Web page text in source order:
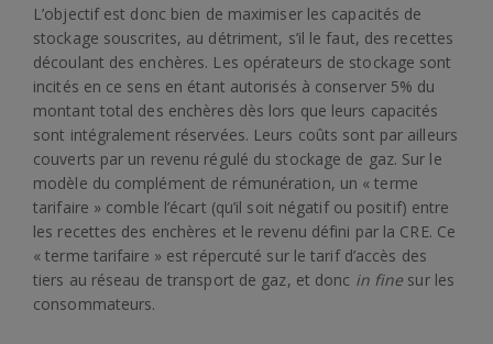
L’objectif est donc bien de maximiser les capacités de
stockage souscrites, au détriment, s’il le faut, des recettes
découlant des enchères. Les opérateurs de stockage sont
incités en ce sens en étant autorisés à conserver 5% du
montant total des enchères dès lors que leurs capacités
sont intégralement réservées. Leurs coûts sont par ailleurs
couverts par un revenu régulé du stockage de gaz. Sur le
modèle du complément de rémunération, un « terme
tarifaire » comble l’écart (qu’il soit négatif ou positif) entre
les recettes des enchères et le revenu défini par la CRE. Ce
« terme tarifaire » est répercuté sur le tarif d’accès des
tiers au réseau de transport de gaz, et donc in fine sur les
consommateurs.